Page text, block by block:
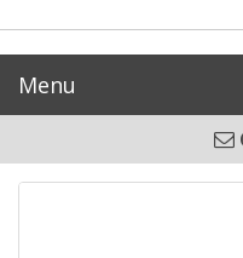
Menu
Saltar